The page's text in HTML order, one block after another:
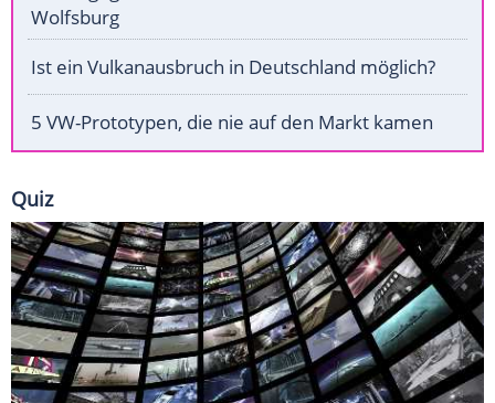
Wolfsburg
Ist ein Vulkanausbruch in Deutschland möglich?
5 VW-Prototypen, die nie auf den Markt kamen
Quiz